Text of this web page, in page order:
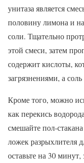
унитаза является
половину лимона и
соли. Тщательно
этой смеси, затем
содержит кислоты,
загрязнениями, а
Кроме того, можно
как перекись
смешайте пол-
ложек разрыхлителя
оставьте на 30